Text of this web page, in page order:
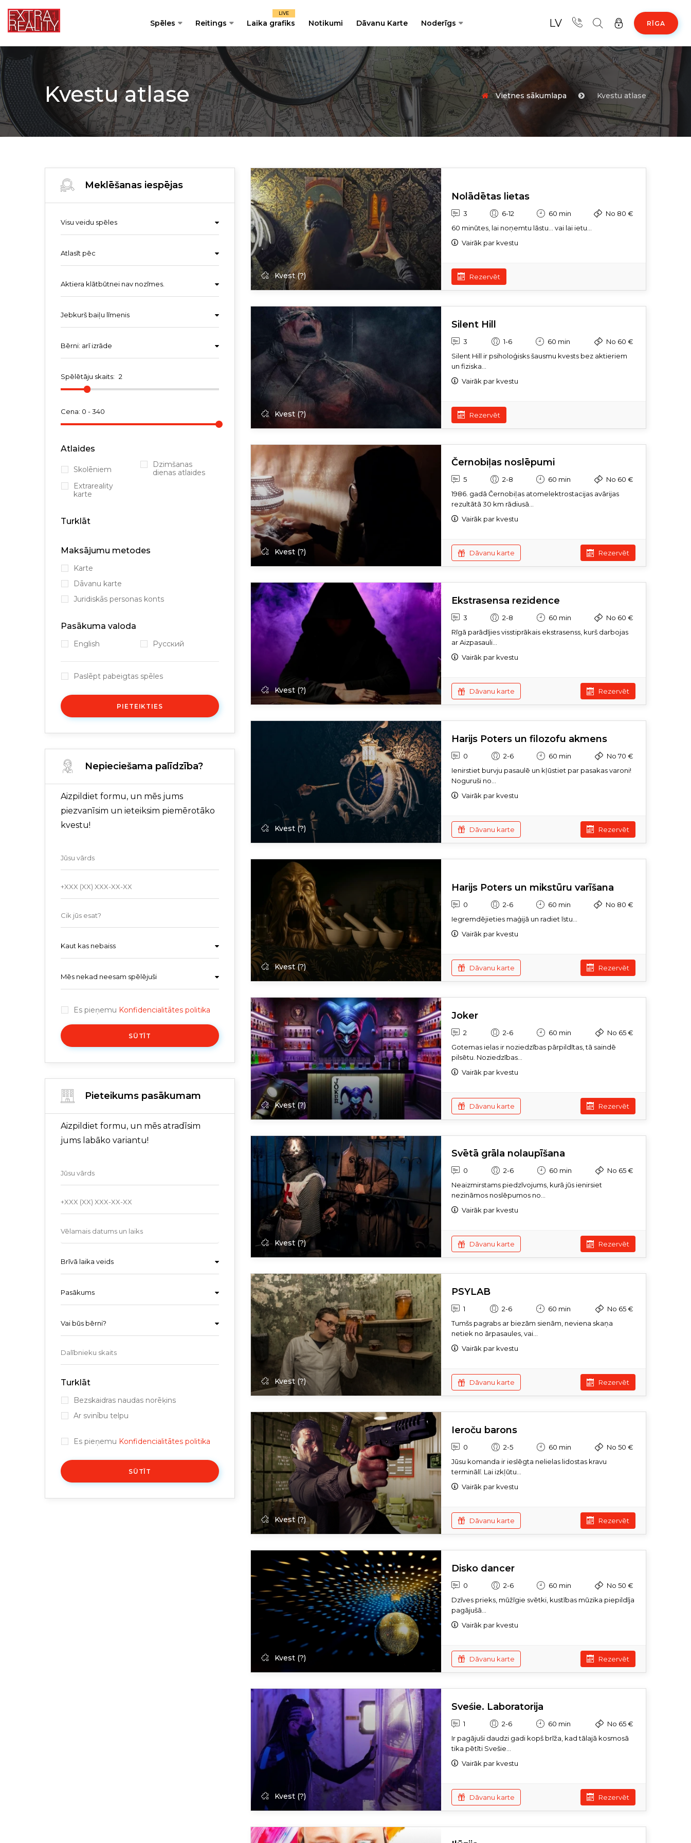
Spēles Reitings Laika grafiks
LIVE
Notikumi Dāvanu Karte Noderīgs LV RĪGA
Kvestu atlase Vietnes sākumlapa Kvestu atlase
Meklēšanas iespējas
Visu veidu spēles
Atlasīt pēc
Aktiera klātbūtnei nav nozīmes.
Jebkurš baiļu līmenis
Bērni: arī izrāde
Spēlētāju skaits: 2
Cena: 0 -340
Atlaides
Skolēniem
Dzimšanas
dienas atlaides
Extrareality
karte
Turklāt
Maksājumu metodes
Karte
Dāvanu karte
Juridiskās personas konts
Pasākuma valoda
English Русский
Paslēpt pabeigtas spēles
PIETEIKTIES
Nepieciešama palīdzība?
Aizpildiet formu, un mēs jums
piezvanīsim un ieteiksim piemērotāko
kvestu!
Kaut kas nebaiss
Mēs nekad neesam spēlējuši
Es pieņemu Konfidencialitātes politika
SŪTĪT
Pieteikums pasākumam
Aizpildiet formu, un mēs atradīsim
jums labāko variantu!
Brīvā laika veids
Pasākums
Vai būs bērni?
Turklāt
Bezskaidras naudas norēķins
Ar svinību telpu
Es pieņemu Konfidencialitātes politika
SŪTĪT
Kvest (?)
Nolādētas lietas
3 6-12 60 min
No 80 €
60 minūtes, lai noņemtu lāstu… vai lai ietu...
Vairāk par kvestu
Rezervēt
Kvest (?)
Silent Hill
3 1-6 60 min
No 60 €
Silent Hill ir psiholoģisks šausmu kvests bez aktieriem
un fiziska...
Vairāk par kvestu
Rezervēt
Kvest (?)
Černobiļas noslēpumi
5 2-8 60 min
No 60 €
1986. gadā Černobiļas atomelektrostacijas avārijas
rezultātā 30 km rādiusā...
Vairāk par kvestu
Dāvanu karte Rezervēt
Kvest (?)
Ekstrasensa rezidence
3 2-8 60 min
No 60 €
Rīgā parādījies visstiprākais ekstrasenss, kurš darbojas
ar Aizpasauli...
Vairāk par kvestu
Dāvanu karte Rezervēt
Kvest (?)
Harijs Poters un filozofu akmens
0 2-6 60 min
No 70 €
Ienirstiet burvju pasaulē un kļūstiet par pasakas varoni!
Noguruši no...
Vairāk par kvestu
Dāvanu karte Rezervēt
Kvest (?)
Harijs Poters un mikstūru varīšana
0 2-6 60 min
No 80 €
Iegremdējieties maģijā un radiet īstu...
Vairāk par kvestu
Dāvanu karte Rezervēt
Kvest (?)
Joker
2 2-6 60 min
No 65 €
Gotemas ielas ir noziedzības pārpildītas, tā saindē
pilsētu. Noziedzības...
Vairāk par kvestu
Dāvanu karte Rezervēt
Kvest (?)
Svētā grāla nolaupīšana
0 2-6 60 min
No 65 €
Neaizmirstams piedzīvojums, kurā jūs ienirsiet
nezināmos noslēpumos no...
Vairāk par kvestu
Dāvanu karte Rezervēt
Kvest (?)
PSYLAB
1 2-6 60 min
No 65 €
Tumšs pagrabs ar biezām sienām, neviena skaņa
netiek no ārpasaules, vai...
Vairāk par kvestu
Dāvanu karte Rezervēt
Kvest (?)
Ieroču barons
0 2-5 60 min
No 50 €
Jūsu komanda ir ieslēgta nelielas lidostas kravu
terminālī. Lai izkļūtu...
Vairāk par kvestu
Dāvanu karte Rezervēt
Kvest (?)
Disko dancer
0 2-6 60 min
No 50 €
Dzīves prieks, mūžīgie svētki, kustības mūzika piepildīja
pagājušā...
Vairāk par kvestu
Dāvanu karte Rezervēt
Kvest (?)
Sveśie. Laboratorija
1 2-6 60 min
No 65 €
Ir pagājuši daudzi gadi kopš brīža, kad tālajā kosmosā
tika pētīti Svešie...
Vairāk par kvestu
Dāvanu karte Rezervēt